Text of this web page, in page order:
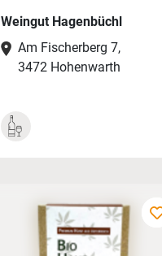
Weingut Hagenbüchl
Am Fischerberg 7,
3472 Hohenwarth